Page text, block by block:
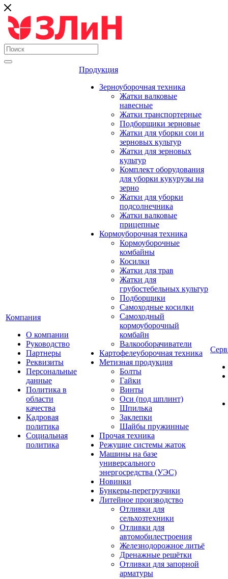
Компания
О компании
Руководство
Партнеры
Реквизиты
Персональные
данные
Политика в
области
качества
Кадровая
политика
Социальная
политика
Продукция
Зерноуборочная техника
Жатки валковые
навесные
Жатки транспортерные
Подборщики зерновые
Жатки для уборки сои и
зерновых культур
Жатки для зерновых
культур
Комплект оборудования
для уборки кукурузы на
зерно
Жатки для уборки
подсолнечника
Жатки валковые
прицепные
Кормоуборочная техника
Кормоуборочные
комбайны
Косилки
Жатки для трав
Жатки для
грубостебельных культур
Подборщики
Самоходные косилки
Самоходный
кормоуборочный
комбайн
Валкооборачиватели
Картофелеуборочная техника
Метизная продукция
Болты
Гайки
Винты
Оси (под шплинт)
Шпилька
Заклепки
Шайбы пружинные
Прочая техника
Режущие системы жаток
Машины на базе
универсального
энергосредства (УЭС)
Новинки
Бункеры-перегрузчики
Литейное производство
Отливки для
сельхозтехники
Отливки для
автомобилестроения
Железнодорожное литьё
Дренажные решётки
Отливки для запорной
арматуры